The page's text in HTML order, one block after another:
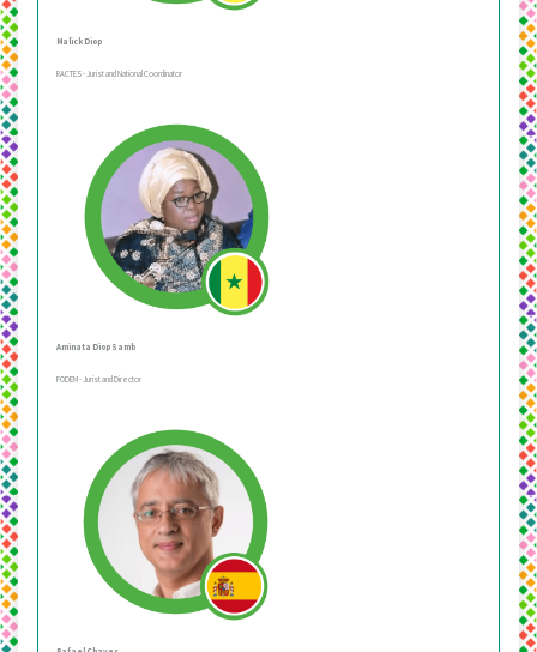
Malick Diop
RACTES - Jurist and National Coordinator
Aminata Diop Samb
FODEM - Jurist and Director